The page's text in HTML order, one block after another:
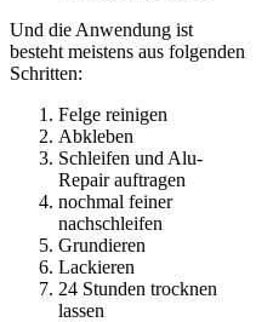
Und die Anwendung ist
besteht meistens aus folgenden
Schritten:
Felge reinigen
Abkleben
Schleifen und Alu-
Repair auftragen
nochmal feiner
nachschleifen
Grundieren
Lackieren
24 Stunden trocknen
lassen